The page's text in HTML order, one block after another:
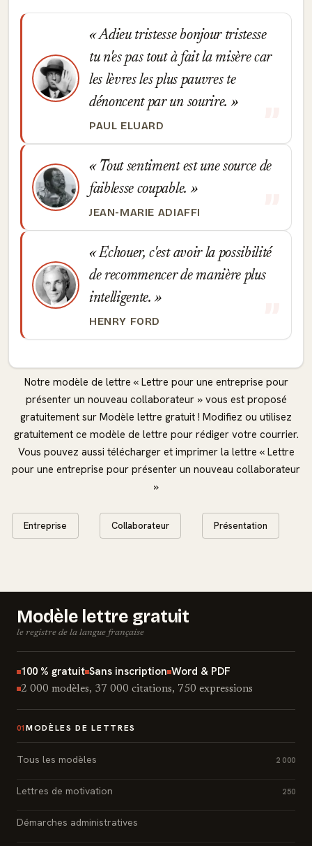
Adieu tristesse bonjour tristesse
tu n'es pas tout à fait la misère car
les lèvres les plus pauvres te
dénoncent par un sourire.
PAUL ELUARD
Tout sentiment est une source de
faiblesse coupable.
JEAN-MARIE ADIAFFI
Echouer, c'est avoir la possibilité
de recommencer de manière plus
intelligente.
HENRY FORD
Notre modèle de lettre « Lettre pour une entreprise pour
présenter un nouveau collaborateur » vous est proposé
gratuitement sur Modèle lettre gratuit ! Modifiez ou utilisez
gratuitement ce modèle de lettre pour rédiger votre courrier.
Vous pouvez aussi télécharger et imprimer la lettre « Lettre
pour une entreprise pour présenter un nouveau collaborateur
»
Entreprise Collaborateur Présentation
Modèle lettre gratuit
le registre de la langue française
100 % gratuit Sans inscription Word & PDF
2 000 modèles, 37 000 citations, 750 expressions
01 MODÈLES DE LETTRES
Tous les modèles 2 000
Lettres de motivation 250
Démarches administratives